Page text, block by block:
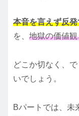
本音を言えず反
を、 地獄の価値
どこか切なく、
いでしょう。
Bパートでは、未